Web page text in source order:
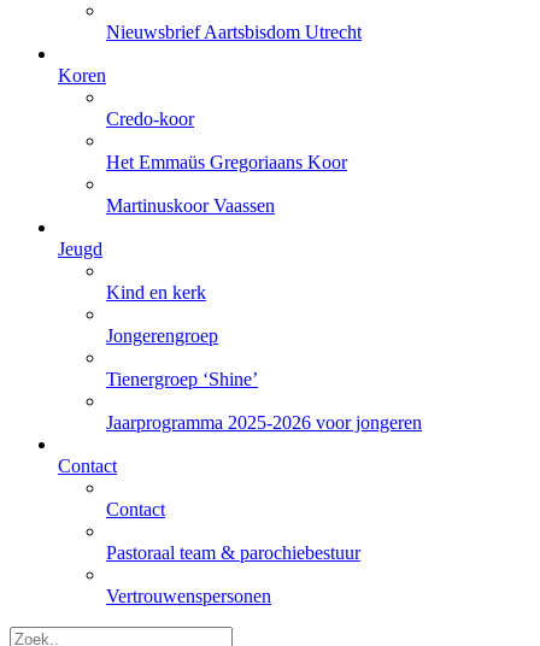
Nieuwsbrief Aartsbisdom Utrecht
Koren
Credo-koor
Het Emmaüs Gregoriaans Koor
Martinuskoor Vaassen
Jeugd
Kind en kerk
Jongerengroep
Tienergroep ‘Shine’
Jaarprogramma 2025-2026 voor jongeren
Contact
Contact
Pastoraal team & parochiebestuur
Vertrouwenspersonen